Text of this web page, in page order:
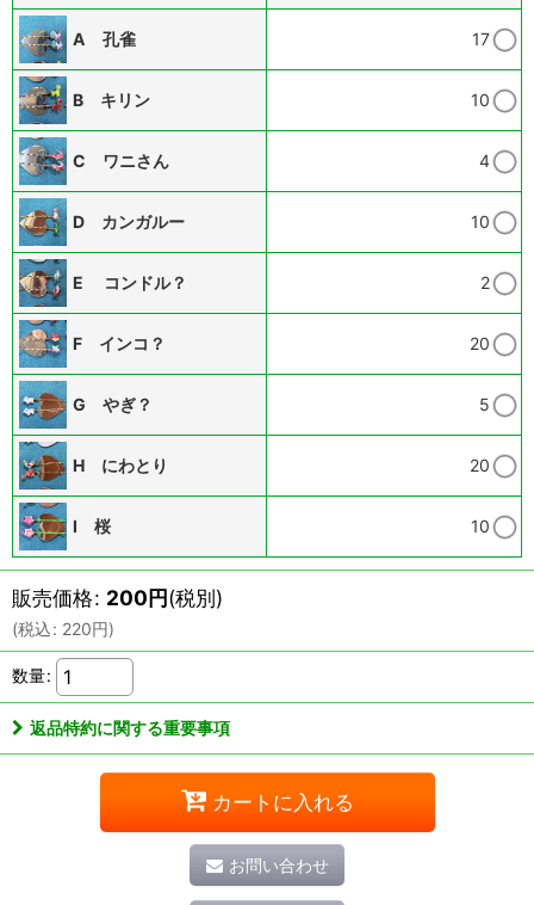
A 孔雀 17
B キリン 10
C ワニさん 4
D カンガルー 10
E コンドル？ 2
F インコ？ 20
G やぎ？ 5
H にわとり 20
I 桜 10
販売価格: 200円(税別)
(税込: 220円)
数量:
返品特約に関する重要事項
カートに入れる
お問い合わせ